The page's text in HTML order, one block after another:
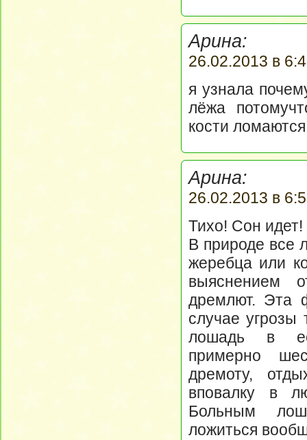
Арина:
26.02.2013 в
я узнала
лёжа
кости
Арина:
26.02.2013 в
Тихо! Сон идет!
В природе все
жеребца или
выяснением
дремлют. Эта
случае угрозы
лошадь в
примерно
дремоту,
вповалку в
Больным
ложиться